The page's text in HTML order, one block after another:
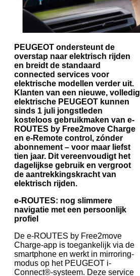
PEUGEOT ondersteunt de
overstap naar elektrisch rijden
en breidt de standaard
connected services voor
elektrische modellen verder uit.
Klanten van een nieuwe, volledig
elektrische PEUGEOT kunnen
sinds 1 juli jongstleden
kosteloos gebruikmaken van e-
ROUTES by Free2move Charge
en e-Remote control, zónder
abonnement – voor maar liefst
tien jaar. Dit vereenvoudigt het
dagelijkse gebruik en vergroot
de aantrekkingskracht van
elektrisch rijden.
e-ROUTES: nog slimmere
navigatie met een persoonlijk
profiel
De e-ROUTES by Free2move
Charge-app is toegankelijk via de
smartphone en werkt in mirroring-
modus op het PEUGEOT i-
Connect®-systeem. Deze service